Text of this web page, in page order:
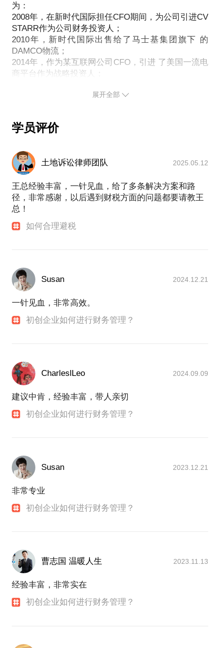
为：
2008年，在新时代国际担任CFO期间，为公司引进CV
STARR作为公司财务投资人；
2010年，新时代国际出售给了马士基集团旗下 的
DAMCO物流；
2014年，作为某互联网公司CFO，引进 了美国一流电
商平台作为战略投资人；
置具有深刻的理解，并能提供公司在初创或成熟阶段
的过程中，对于公司财务合规的作用深有体会，早期
的合理安排、最具性价比的方案，对于公司在融资过
展开全部
学员评价
土地诉讼律师团队 2025.05.12
王总经验丰富，一针见血，给了多条解决方案和路
径，非常感谢，以后遇到财税方面的问题都要请教王
总！
如何合理避税
Susan 2024.12.21
一针见血，非常高效。
初创企业如何进行财务管理？
CharleslLeo 2024.09.09
建议中肯，经验丰富，带人亲切
初创企业如何进行财务管理？
Susan 2023.12.21
非常专业
初创企业如何进行财务管理？
曹志国 温暖人生 2023.11.13
经验丰富，非常实在
初创企业如何进行财务管理？